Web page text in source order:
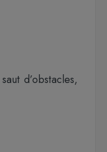
d’obstacles,